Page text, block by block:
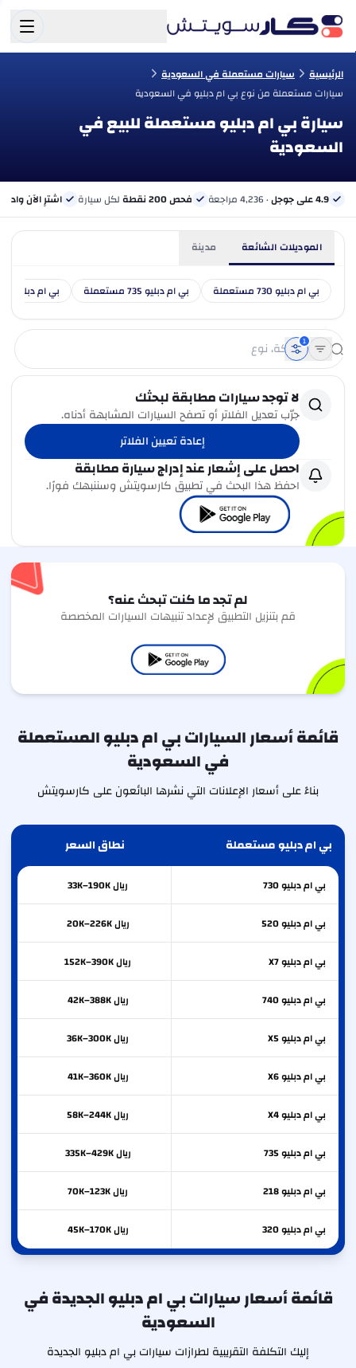
الرئيسية
سيارات مستعملة في السعودية
سيارات مستعملة من نوع بي ام دبليو في السعودية
سيارة بي ام دبليو مستعملة للبيع في
السعودية
4.9 على جوجل · 4,236 مراجعة فحص 200 نقطة لكل سيارة اشترِ الآن
الموديلات الشائعة مدينة
بي ام دبليو 730 مستعملة بي ام دبليو 735 مستعملة بي ام دبليو 740 مستعملة
1
لا توجد سيارات مطابقة لبحثك
جرّب تعديل الفلاتر أو تصفح السيارات المشابهة أدناه.
إعادة تعيين الفلاتر
احصل على إشعار عند إدراج سيارة مطابقة
احفظ هذا البحث في تطبيق كارسويتش وسننبهك فورًا.
لم تجد ما كنت تبحث عنه؟
قم بتنزيل التطبيق لإعداد تنبيهات السيارات المخصصة
قائمة أسعار السيارات بي ام دبليو المستعملة
في السعودية
بناءً على أسعار الإعلانات التي نشرها البائعون على كارسويتش
بي ام دبليو مستعملة نطاق السعر
بي ام دبليو730 ريال 33K–190K
بي ام دبليو520 ريال 20K–226K
بي ام دبليوX7 ريال 152K–390K
بي ام دبليو740 ريال 42K–388K
بي ام دبليوX5 ريال 36K–300K
بي ام دبليوX6 ريال 41K–360K
بي ام دبليوX4 ريال 58K–244K
بي ام دبليو735 ريال 335K–429K
بي ام دبليو218 ريال 70K–123K
بي ام دبليو320 ريال 45K–170K
قائمة أسعار سيارات بي ام دبليو الجديدة في
السعودية
إليك التكلفة التقريبية لطرازات سيارات بي ام دبليو الجديدة